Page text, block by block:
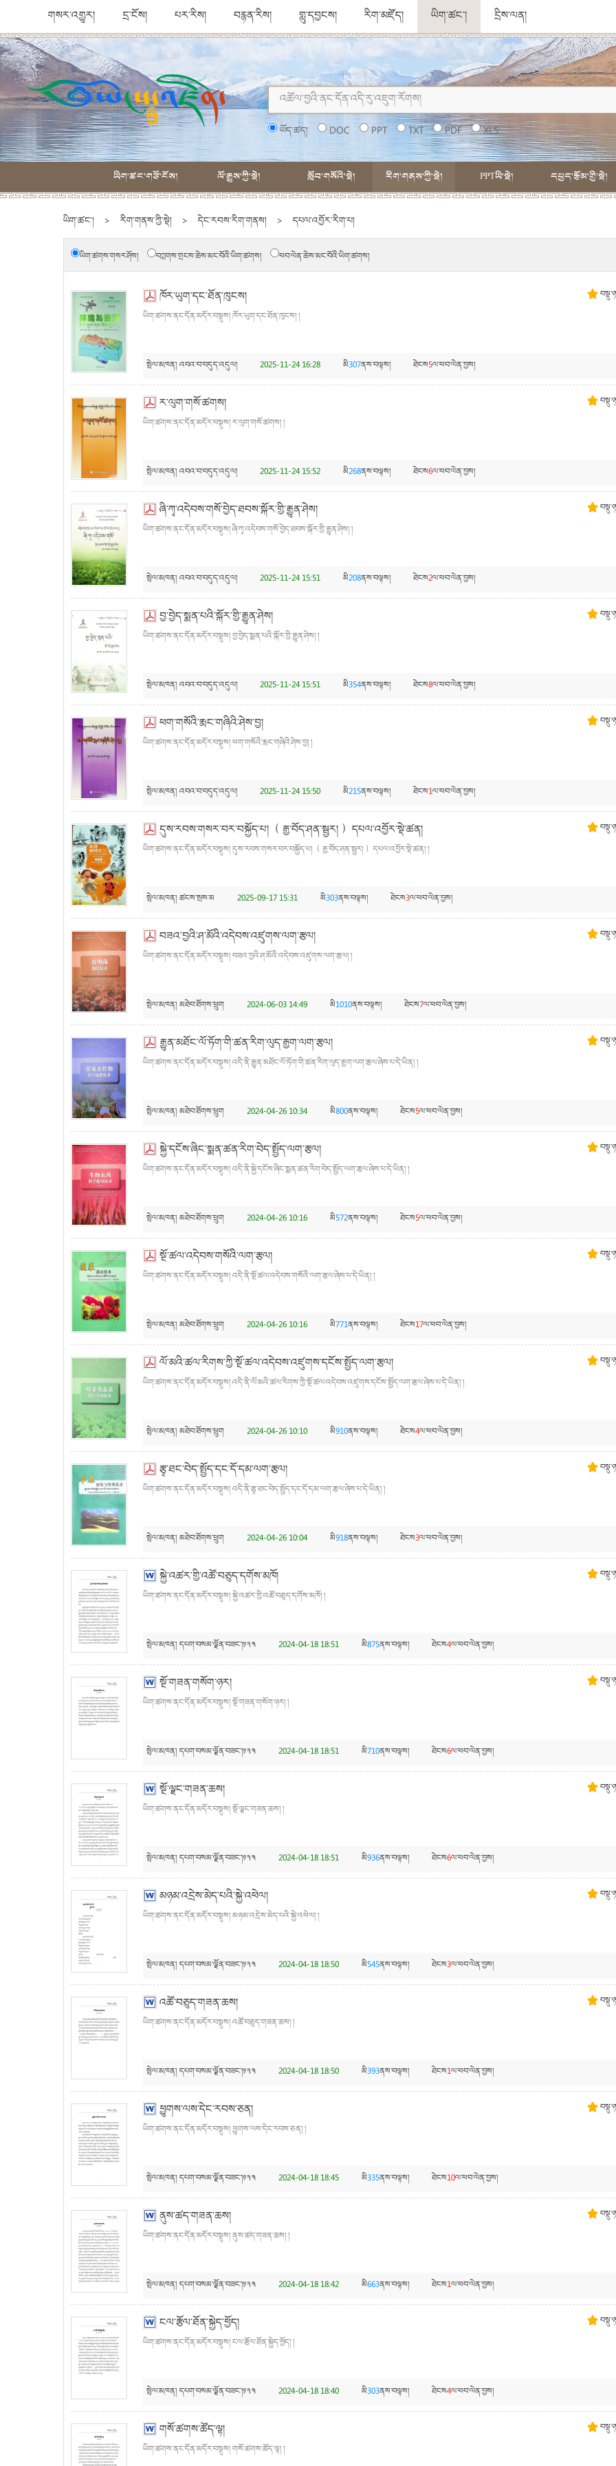
གསར་འགྱུར། དྲ་ངོས། པར་རིས། བརྙན་རིས། གླུ་དབྱངས། རིག་མཛོད། ཡིག་ཚང་། དྲིས་ལན།
ཡོད་ཚད། DOC PPT TXT PDF XLS
ཡིག་ཚང་གཙོ་ངོས། ལོ་རྒྱུས་ཀྱི་སྡེ། སློབ་གསོའི་སྡེ། རིག་གནས་ཀྱི་སྡེ། PPTཡི་སྡེ། དཔྱད་རྩོམ་གྱི་སྡེ།
ཡིག་ཚང་། > རིག་གནས་ཀྱི་སྡེ། > དེང་རབས་རིག་གནས། > དཔལ་འབྱོར་རིག་པ།
ཡིག་ཚགས་གསར་ཤོས། བཀླགས་གྲངས་ཆེས་མང་བོའི་ཡིག་ཚགས། ཕབ་ལེན་ཆེས་མང་བོའི་ཡིག་ཚགས།
ཁོར་ཡུག་དང་ཐོན་ཁུངས།
ཡིག་ཚགས་ནང་དོན་མདོར་བསྡུས། ཁོར་ཡུག་དང་ཐོན་ཁུངས། །
སྤེལ་མཁན། འབའ་བ་བདུད་འདུལ། 2025-11-24 16:28 མི307ནས་བལྟས། ཐེངས5ལ་ཕབ་ལེན་བྱས།
ར་ལུག་གསོ་ཚགས།
ཡིག་ཚགས་ནང་དོན་མདོར་བསྡུས། ར་ལུག་གསོ་ཚགས། །
སྤེལ་མཁན། འབའ་བ་བདུད་འདུལ། 2025-11-24 15:52 མི268ནས་བལྟས། ཐེངས6ལ་ཕབ་ལེན་བྱས།
ཞི་ཀྭ་འདེབས་གསོ་བྱེད་ཐབས་སྐོར་གྱི་རྒྱུན་ཤེས།
ཡིག་ཚགས་ནང་དོན་མདོར་བསྡུས། ཞི་ཀྭ་འདེབས་གསོ་བྱེད་ཐབས་སྐོར་གྱི་རྒྱུན་ཤེས། །
སྤེལ་མཁན། འབའ་བ་བདུད་འདུལ། 2025-11-24 15:51 མི208ནས་བལྟས། ཐེངས2ལ་ཕབ་ལེན་བྱས།
བྱ་བྱེད་སྨན་པའི་སྐོར་གྱི་རྒྱུན་ཤེས།
ཡིག་ཚགས་ནང་དོན་མདོར་བསྡུས། བྱ་བྱེད་སྨན་པའི་སྐོར་གྱི་རྒྱུན་ཤེས། །
སྤེལ་མཁན། འབའ་བ་བདུད་འདུལ། 2025-11-24 15:51 མི354ནས་བལྟས། ཐེངས8ལ་ཕབ་ལེན་བྱས།
ཕག་གསོའི་རྨང་གཞིའི་ཤེས་བྱ།
ཡིག་ཚགས་ནང་དོན་མདོར་བསྡུས། ཕག་གསོའི་རྨང་གཞིའི་ཤེས་བྱ། །
སྤེལ་མཁན། འབའ་བ་བདུད་འདུལ། 2025-11-24 15:50 མི215ནས་བལྟས། ཐེངས1ལ་ཕབ་ལེན་བྱས།
དུས་རབས་གསར་བར་བསྐྱོད་པ།（ རྒྱ་བོད་ཤན་སྦྱར། ）དཔལ་འབྱོར་སྡེ་ཚན།
ཡིག་ཚགས་ནང་དོན་མདོར་བསྡུས། དུས་རབས་གསར་བར་བསྐྱོད་པ།（ རྒྱ་བོད་ཤན་སྦྱར། ）དཔལ་འབྱོར་སྡེ་ཚན། །
སྤེལ་མཁན། ཚངས་སྲས་མ 2025-09-17 15:31 མི303ནས་བལྟས། ཐེངས3ལ་ཕབ་ལེན་བྱས།
བཟའ་བྱའི་ཤ་མོའི་འདེབས་འཛུགས་ལག་རྩལ།
ཡིག་ཚགས་ནང་དོན་མདོར་བསྡུས། བཟའ་བྱའི་ཤ་མོའི་འདེབས་འཛུགས་ལག་རྩལ། །
སྤེལ་མཁན། མཐེབ་ཐོགས་ཕྲུག 2024-06-03 14:49 མི1010ནས་བལྟས། ཐེངས7ལ་ཕབ་ལེན་བྱས།
རྒྱུན་མཐོང་ལོ་ཏོག་གི་ཚན་རིག་ལུད་རྒྱག་ལག་རྩལ།
ཡིག་ཚགས་ནང་དོན་མདོར་བསྡུས། འདི་ནི་རྒྱུན་མཐོང་ལོ་ཏོག་གི་ཚན་རིག་ལུད་རྒྱག་ལག་རྩལ་ཞེས་པ་དེ་ཡིན། །
སྤེལ་མཁན། མཐེབ་ཐོགས་ཕྲུག 2024-04-26 10:34 མི800ནས་བལྟས། ཐེངས5ལ་ཕབ་ལེན་བྱས།
སྐྱེ་དངོས་ཞིང་སྨན་ཚན་རིག་བེད་སྤྱོད་ལག་རྩལ།
ཡིག་ཚགས་ནང་དོན་མདོར་བསྡུས། འདི་ནི་སྐྱེ་དངོས་ཞིང་སྨན་ཚན་རིག་བེད་སྤྱོད་ལག་རྩལ་ཞེས་པ་དེ་ཡིན། །
སྤེལ་མཁན། མཐེབ་ཐོགས་ཕྲུག 2024-04-26 10:16 མི572ནས་བལྟས། ཐེངས5ལ་ཕབ་ལེན་བྱས།
སྔོ་ཚལ་འདེབས་གསོའི་ལག་རྩལ།
ཡིག་ཚགས་ནང་དོན་མདོར་བསྡུས། འདི་ནི་སྔོ་ཚལ་འདེབས་གསོའི་ལག་རྩལ་ཞེས་པ་དེ་ཡིན། །
སྤེལ་མཁན། མཐེབ་ཐོགས་ཕྲུག 2024-04-26 10:16 མི771ནས་བལྟས། ཐེངས17ལ་ཕབ་ལེན་བྱས།
ལོ་མའི་ཚལ་རིགས་ཀྱི་སྔོ་ཚལ་འདེབས་འཛུགས་དངོས་སྤྱོད་ལག་རྩལ།
ཡིག་ཚགས་ནང་དོན་མདོར་བསྡུས། འདི་ནི་ལོ་མའི་ཚལ་རིགས་ཀྱི་སྔོ་ཚལ་འདེབས་འཛུགས་དངོས་སྤྱོད་ལག་རྩལ་ཞེས་པ་དེ་ཡིན། །
སྤེལ་མཁན། མཐེབ་ཐོགས་ཕྲུག 2024-04-26 10:10 མི910ནས་བལྟས། ཐེངས4ལ་ཕབ་ལེན་བྱས།
རྩྭ་ཐང་བེད་སྤྱོད་དང་དོ་དམ་ལག་རྩལ།
ཡིག་ཚགས་ནང་དོན་མདོར་བསྡུས། འདི་ནི་རྩྭ་ཐང་བེད་སྤྱོད་དང་དོ་དམ་ལག་རྩལ་ཞེས་པ་དེ་ཡིན། །
སྤེལ་མཁན། མཐེབ་ཐོགས་ཕྲུག 2024-04-26 10:04 མི918ནས་བལྟས། ཐེངས3ལ་ཕབ་ལེན་བྱས།
སྐྱེ་འཚར་གྱི་འཚོ་བཅུད་དགོས་མཁོ།
ཡིག་ཚགས་ནང་དོན་མདོར་བསྡུས། སྐྱེ་འཚར་གྱི་འཚོ་བཅུད་དགོས་མཁོ། །
སྤེལ་མཁན། དཔག་བསམ་ལྗོན་བཟང་།༡༢༣ 2024-04-18 18:51 མི875ནས་བལྟས། ཐེངས4ལ་ཕབ་ལེན་བྱས།
སྔོ་གཟན་གསོག་ཉར།
ཡིག་ཚགས་ནང་དོན་མདོར་བསྡུས། སྔོ་གཟན་གསོག་ཉར། །
སྤེལ་མཁན། དཔག་བསམ་ལྗོན་བཟང་།༡༢༣ 2024-04-18 18:51 མི710ནས་བལྟས། ཐེངས6ལ་ཕབ་ལེན་བྱས།
སྔོ་ལྗང་གཟན་ཆས།
ཡིག་ཚགས་ནང་དོན་མདོར་བསྡུས། སྔོ་ལྗང་གཟན་ཆས། །
སྤེལ་མཁན། དཔག་བསམ་ལྗོན་བཟང་།༡༢༣ 2024-04-18 18:51 མི936ནས་བལྟས། ཐེངས6ལ་ཕབ་ལེན་བྱས།
མཉམ་འདྲེས་མེད་པའི་སྐྱེ་འཕེལ།
ཡིག་ཚགས་ནང་དོན་མདོར་བསྡུས། མཉམ་འདྲེས་མེད་པའི་སྐྱེ་འཕེལ། །
སྤེལ་མཁན། དཔག་བསམ་ལྗོན་བཟང་།༡༢༣ 2024-04-18 18:50 མི545ནས་བལྟས། ཐེངས3ལ་ཕབ་ལེན་བྱས།
འཚོ་བཅུད་གཟན་ཆས།
ཡིག་ཚགས་ནང་དོན་མདོར་བསྡུས། འཚོ་བཅུད་གཟན་ཆས། །
སྤེལ་མཁན། དཔག་བསམ་ལྗོན་བཟང་།༡༢༣ 2024-04-18 18:50 མི393ནས་བལྟས། ཐེངས1ལ་ཕབ་ལེན་བྱས།
ཕྱུགས་ལས་དེང་རབས་ཅན།
ཡིག་ཚགས་ནང་དོན་མདོར་བསྡུས། ཕྱུགས་ལས་དེང་རབས་ཅན། །
སྤེལ་མཁན། དཔག་བསམ་ལྗོན་བཟང་།༡༢༣ 2024-04-18 18:45 མི335ནས་བལྟས། ཐེངས10ལ་ཕབ་ལེན་བྱས།
ནུས་ཚད་གཟན་ཆས།
ཡིག་ཚགས་ནང་དོན་མདོར་བསྡུས། ནུས་ཚད་གཟན་ཆས། །
སྤེལ་མཁན། དཔག་བསམ་ལྗོན་བཟང་།༡༢༣ 2024-04-18 18:42 མི663ནས་བལྟས། ཐེངས1ལ་ཕབ་ལེན་བྱས།
ངལ་རྩོལ་ཐོན་སྐྱེད་ཕྱོད།
ཡིག་ཚགས་ནང་དོན་མདོར་བསྡུས། ངལ་རྩོལ་ཐོན་སྐྱེད་ཕྱོད། །
སྤེལ་མཁན། དཔག་བསམ་ལྗོན་བཟང་།༡༢༣ 2024-04-18 18:40 མི303ནས་བལྟས། ཐེངས4ལ་ཕབ་ལེན་བྱས།
གསོ་ཚགས་ཚོད་ལྟ།
ཡིག་ཚགས་ནང་དོན་མདོར་བསྡུས། གསོ་ཚགས་ཚོད་ལྟ། །